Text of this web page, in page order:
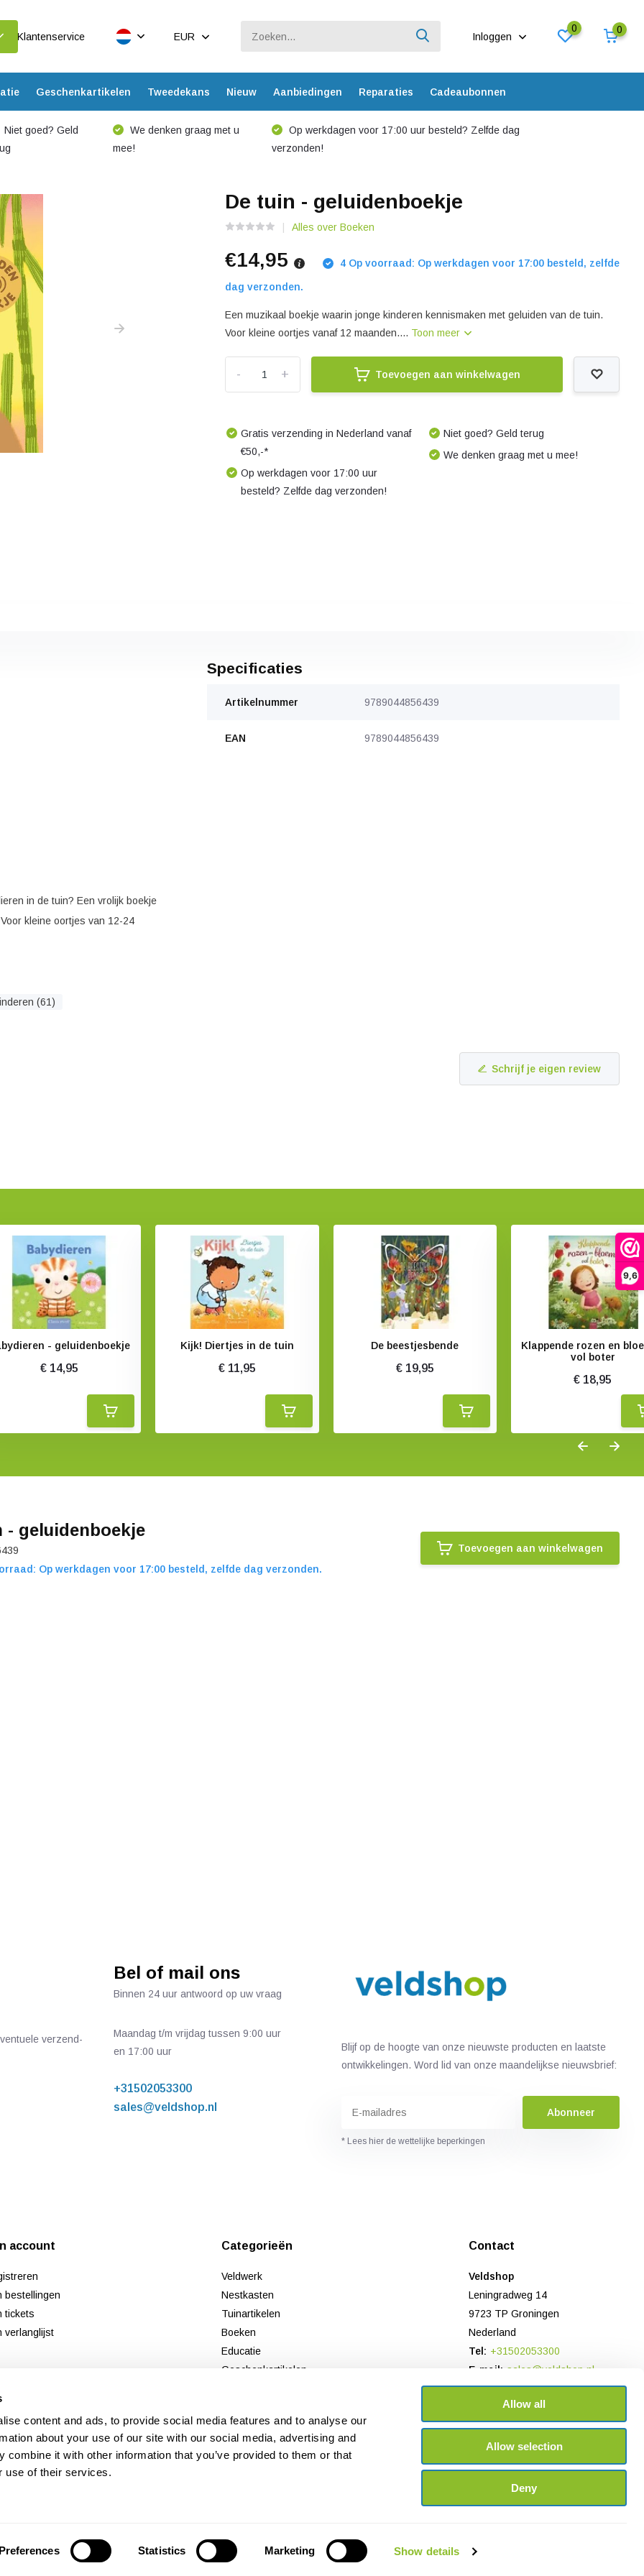
content and ads, to provide social media features and to analyse our
about your use of our site with our social media, advertising and
combine it with other information that you’ve provided to them or that
use of their services.
Preferences Statistics Marketing Show details
Allow all
Allow selection
Deny
9,6
Klantenservice EUR Inloggen
0 0
Geschenkartikelen Tweedekans Nieuw Aanbiedingen Reparaties Cadeaubonnen
Niet goed? Geld
We denken graag met u
mee!
Op werkdagen voor 17:00 uur besteld? Zelfde dag
verzonden!
De tuin - geluidenboekje
Alles over Boeken
€14,95 4 Op voorraad: Op werkdagen voor 17:00 besteld, zelfde
dag verzonden.
Een muzikaal boekje waarin jonge kinderen kennismaken met geluiden van de tuin.
Voor kleine oortjes vanaf 12 maanden.... Toon meer
+
- Toevoegen aan winkelwagen
Gratis verzending in Nederland vanaf
€50,-*
Op werkdagen voor 17:00 uur
besteld? Zelfde dag verzonden!
Niet goed? Geld terug
We denken graag met u mee!
in de tuin? Een vrolijk boekje
kleine oortjes van 12-24
(61)
Specificaties
Artikelnummer 9789044856439
EAN 9789044856439
Schrijf je eigen review
- geluidenboekje
€ 14,95
Kijk! Diertjes in de tuin
€ 11,95
De beestjesbende
€ 19,95
Klappende rozen en
vol boter
€ 18,95
- geluidenboekje
Op werkdagen voor 17:00 besteld, zelfde dag verzonden.
Toevoegen aan winkelwagen
verzend-
Bel of mail ons
Binnen 24 uur antwoord op uw vraag
Maandag t/m vrijdag tussen 9:00 uur
en 17:00 uur
+31502053300
sales@veldshop.nl
Blijf op de hoogte van onze nieuwste producten en laatste
ontwikkelingen. Word lid van onze maandelijkse nieuwsbrief:
Abonneer
* Lees hier de wettelijke beperkingen
account
bestellingen
tickets
verlanglijst
Categorieën
Veldwerk
Nestkasten
Tuinartikelen
Boeken
Educatie
Geschenkartikelen
Contact
Veldshop
Leningradweg 14
9723 TP Groningen
Nederland
Tel: +31502053300
E-mail: sales@veldshop.nl
Bank: NL78 TRIO 0197906958
KvK-nummer: 82830843
BTW-nummer: NL862620466B01
© Copyright 2026 - Theme ByDMWS Plus+
RSS-feed